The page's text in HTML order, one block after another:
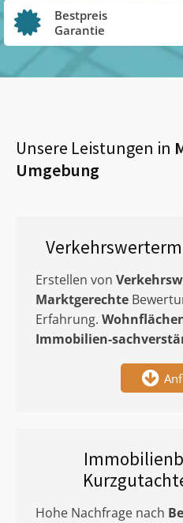
Bestpreis
Garantie
Unsere Leistungen in
Umgebung
Erstellen von
Marktgerechte
Erfahrung.
Immobilien-
Hohe Nachfrage nach